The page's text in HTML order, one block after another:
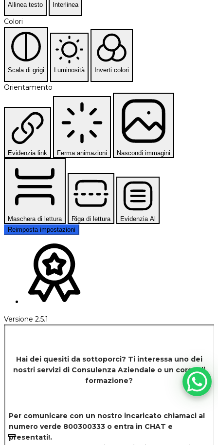
Allinea testo Interlinea
Colori
Scala di grigi Luminosità Inverti colori
Orientamento
Evidenzia link Ferma animazioni Nascondi immagini
Maschera di lettura Riga di lettura
Evidenzia Al
Reimposta impostazioni
Versione 2.5.1
Hai dei quesiti da sottoporci? Ti interessa uno dei
nostri servizi di Consulenza Aziendale o un corso di
formazione?
Per comunicare con un nostro incaricato chiamaci al
numero verde 800300333 o entra in CHAT e
presentati!.